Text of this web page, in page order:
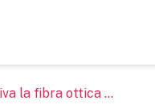
la fibra ottica ...